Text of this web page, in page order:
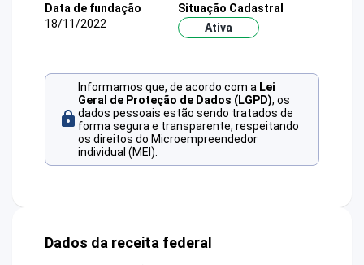
Data de fundação
18/11/2022
Situação Cadastral
Ativa
Informamos que, de acordo com a Lei
Geral de Proteção de Dados (LGPD), os
dados pessoais estão sendo tratados de
forma segura e transparente, respeitando
os direitos do Microempreendedor
individual (MEI).
Dados da receita federal